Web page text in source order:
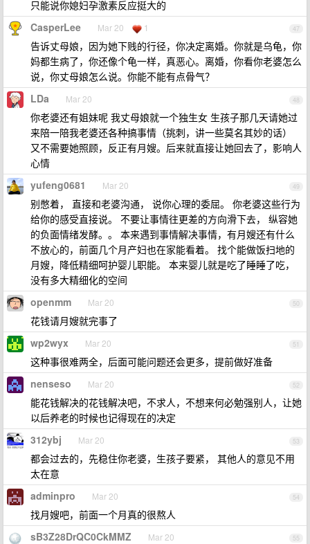
只能说你媳妇孕激素反应挺大的
47
CasperLee Mar 20 1
告诉丈母娘，因为她下贱的行径，你决定离婚。你就是乌龟，你
妈都生病了，你还像个龟一样，真恶心。离婚，你看你老婆怎么
说，你丈母娘怎么说。你能不能有点骨气？
48
LDa Mar 20
你老婆还有姐妹呢 我丈母娘就一个独生女 生孩子那几天请她过
来陪一陪我老婆还各种搞事情（挑刺，讲一些莫名其妙的话）
又不需要她照顾，反正有月嫂。后来就直接让她回去了，影响人
心情
49
yufeng0681 Mar 20
别憋着， 直接和老婆沟通， 说你心理的委屈。 你老婆这些行为
给你的感受直接说。 不要让事情往更差的方向滑下去， 纵容她
的负面情绪发酵。。 本来遇到事情解决事情，有月嫂还有什么
不放心的，前面几个月产妇也在家能看着。 找个能做饭扫地的
月嫂，降低精细呵护婴儿职能。 本来婴儿就是吃了睡睡了吃，
没有多大精细化的空间
50
openmm Mar 20
花钱请月嫂就完事了
51
wp2wyx Mar 20
这种事很难两全，后面可能问题还会更多，提前做好准备
52
nenseso Mar 20
能花钱解决的花钱解决吧，不求人，不想来何必勉强别人，让她
以后养老的时候也记得现在的决定
53
312ybj Mar 20
都会过去的，先稳住你老婆，生孩子要紧， 其他人的意见不用
太在意
54
adminpro Mar 20
找月嫂吧，前面一个月真的很熬人
55
sB3Z28DrQC0CkMMZ Mar 20